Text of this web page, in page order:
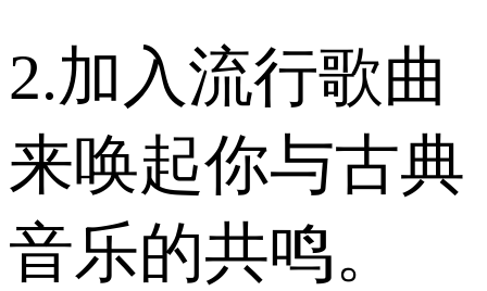
2.加入流行歌曲
来唤起你与古典
音乐的共鸣。